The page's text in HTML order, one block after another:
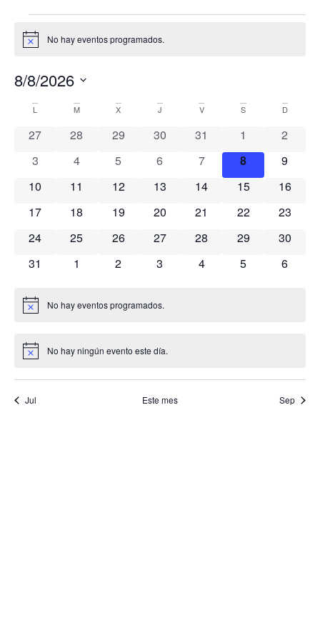
Aviso No hay eventos programados.
8/8/2026
Calendario
de
Eventos
L M X J V S D
0 eventos
27 0 eventos
28 0 eventos
29 0 eventos
30 0 eventos
31 0 eventos
1 0
2
0 eventos
3 0 eventos
4 0 eventos
5 0 eventos
6 0 eventos
7 0 eventos
8 0
9
0 eventos
10 0 eventos
11 0 eventos
12 0 eventos
13 0 eventos
14 0 eventos
15 0
16
0 eventos
17 0 eventos
18 0 eventos
19 0 eventos
20 0 eventos
21 0 eventos
22 0
23
0 eventos
24 0 eventos
25 0 eventos
26 0 eventos
27 0 eventos
28 0 eventos
29 0
30
0 eventos
31 0 eventos
1 0 eventos
2 0 eventos
3 0 eventos
4 0 eventos
5 0
6
Aviso No hay eventos programados.
Aviso No hay ningún evento este día.
Jul Este mes Sep